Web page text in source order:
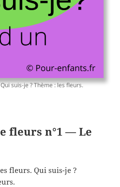
suis-je ? Thème : les fleurs.
fleurs n°1 — Le
fleurs. Qui suis-je ?